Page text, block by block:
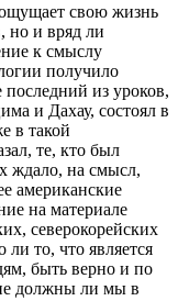
свою жизнь
но и вряд ли
к смыслу
получило
из уроков,
и Дахау, состоял в
в такой
те, кто был
ждало, на смысл,
американские
на материале
северокорейских
то, что является
быть верно и по
должны ли мы в